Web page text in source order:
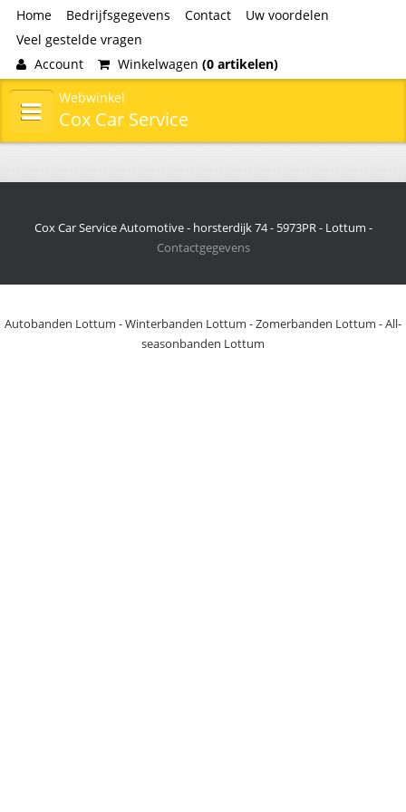
Home Bedrijfsgegevens Contact
Uw voordelen
Veel gestelde vragen
Account
Winkelwagen (0 artikelen)
Webwinkel
Cox Car Service
Cox Car Service Automotive - horsterdijk 74 - 5973PR - Lottum -
Contactgegevens
Autobanden Lottum -Winterbanden Lottum -Zomerbanden Lottum -All-
seasonbanden Lottum